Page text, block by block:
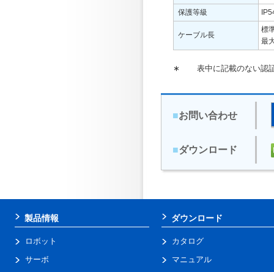
保護等級
ケーブル長
標
最
∗ 表中に記載のない認
■お問い合わせ
■ダウンロード
製品情報
ロボット
サーボ
ダウンロード
カタログ
マニュアル